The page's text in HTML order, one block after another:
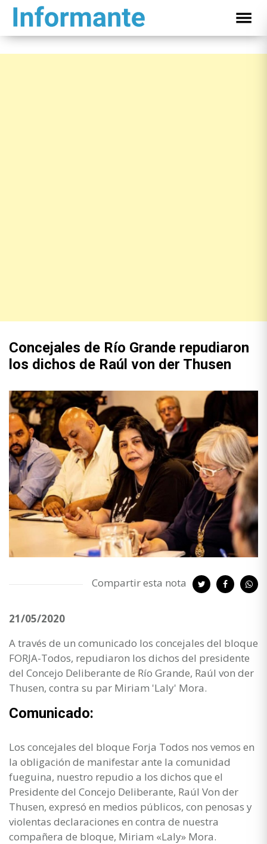
Concejales de Río Grande repudiaron
los dichos de Raúl von der Thusen
Compartir esta nota
21/05/2020
A través de un comunicado los concejales del bloque
FORJA-Todos, repudiaron los dichos del presidente
del Concejo Deliberante de Río Grande, Raúl von der
Thusen, contra su par Miriam 'Laly' Mora.
Comunicado:
Los concejales del bloque Forja Todos nos vemos en
la obligación de manifestar ante la comunidad
fueguina, nuestro repudio a los dichos que el
Presidente del Concejo Deliberante, Raúl Von der
Thusen, expresó en medios públicos, con penosas y
violentas declaraciones en contra de nuestra
compañera de bloque, Miriam «Laly» Mora.